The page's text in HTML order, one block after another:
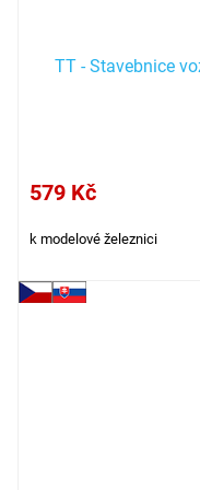
TT - Stavebnice
579 Kč
k modelové železnici